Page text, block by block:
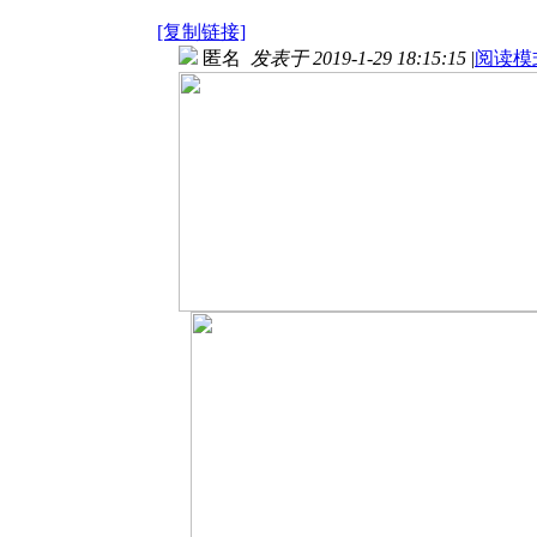
[复制链接]
匿名 发表于 2019-1-29 18:15:15 |阅读模